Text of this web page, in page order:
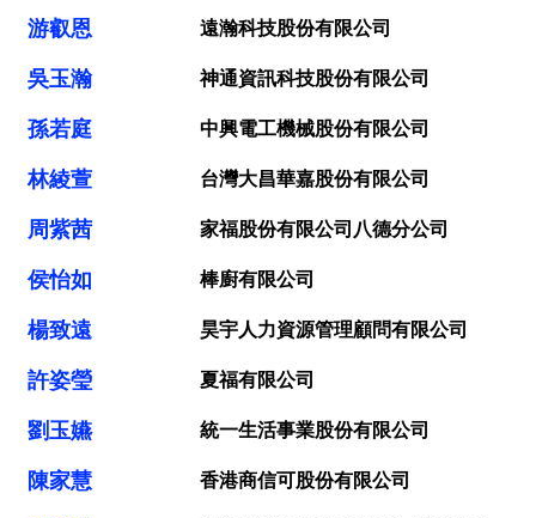
游叡恩 遠瀚科技股份有限公司
吳玉瀚 神通資訊科技股份有限公司
孫若庭 中興電工機械股份有限公司
林綾萱 台灣大昌華嘉股份有限公司
周紫茜 家福股份有限公司八德分公司
侯怡如 棒廚有限公司
楊致遠 昊宇人力資源管理顧問有限公司
許姿瑩 夏福有限公司
劉玉嬿 統一生活事業股份有限公司
陳家慧 香港商信可股份有限公司